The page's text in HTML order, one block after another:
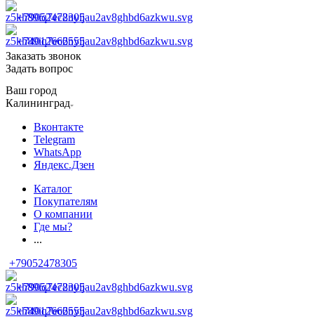
+79052478305
+74012666555
Заказать звонок
Задать вопрос
Ваш город
Калининград
Вконтакте
Telegram
WhatsApp
Яндекс.Дзен
Каталог
Покупателям
О компании
Где мы?
...
+79052478305
+79052478305
+74012666555